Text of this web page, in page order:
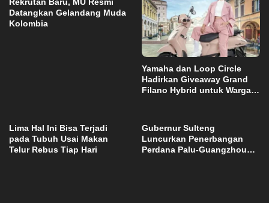
Rekrutan Baru, MU Resmi
Datangkan Gelandang Muda
Kolombia
Yamaha dan Loop Circle
Hadirkan Giveaway Grand
Filano Hybrid untuk Warga
Lima Hal Ini Bisa Terjadi
pada Tubuh Usai Makan
Telur Rebus Tiap Hari
Gubernur Sulteng
Luncurkan Penerbangan
Perdana Palu-Guangzhou